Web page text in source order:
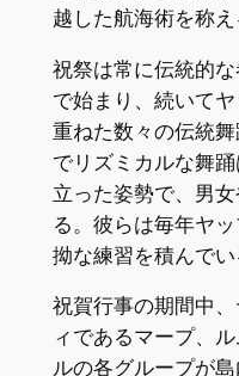
越した航海術を称え
祝祭は常に伝統的
で始まり、続いて
重ねた数々の伝統
でリズミカルな舞
立った姿勢で、男
る。彼らは毎年ヤ
拗な練習を積んでい
祝賀行事の期間中
ィであるマープ、
ルの各グループが